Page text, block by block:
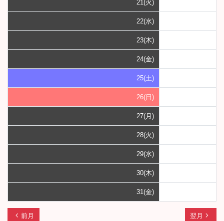
21(火)
22(水)
23(木)
24(金)
25(土)
26(日)
27(月)
28(火)
29(水)
30(木)
31(金)
chevron_left 前月 翌月 navigate_next